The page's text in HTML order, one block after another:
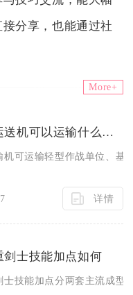
分享，也能通过社
More+
二战风云运送机可以运输什么样的物资
机可运输轻型作战单位、基
详情
剑士技能加点如何
士技能加点分两套主流成型